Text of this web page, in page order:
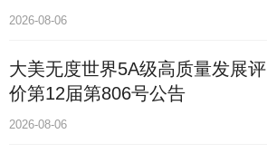
价通193国
2026-08-06
大美无度世界5A级高质量发展评
价第12届第806号公告
2026-08-06